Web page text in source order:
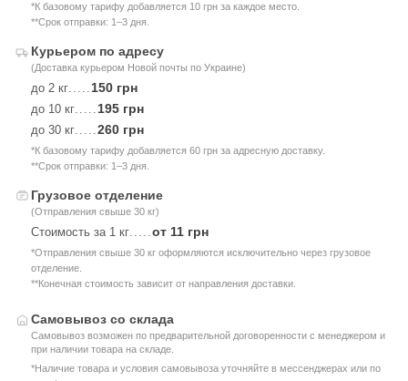
*К базовому тарифу добавляется 10 грн за каждое место.
**Срок отправки: 1–3 дня.
Курьером по адресу
(Доставка курьером Новой почты по Украине)
до 2 кг..... 150 грн
до 10 кг..... 195 грн
до 30 кг.....260 грн
*К базовому тарифу добавляется 60 грн за адресную доставку.
**Срок отправки: 1–3 дня.
Грузовое отделение
(Отправления свыше 30 кг)
Стоимость за 1 кг.....от 11 грн
*Отправления свыше 30 кг оформляются исключительно через грузовое
отделение.
**Конечная стоимость зависит от направления доставки.
Самовывоз со склада
Самовывоз возможен по предварительной договоренности с менеджером и
при наличии товара на складе.
*Наличие товара и условия самовывоза уточняйте в мессенджерах или по